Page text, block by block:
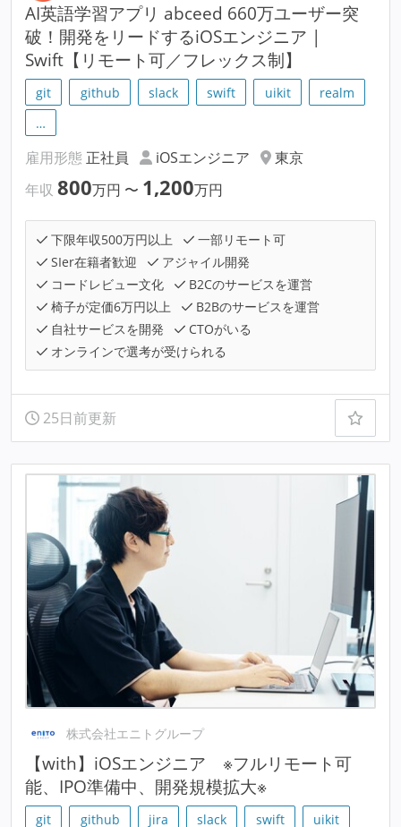
AI英語学習アプリ abceed 660万ユーザー突
破！開発をリードするiOSエンジニア |
Swift【リモート可／フレックス制】
git github slack swift uikit
realm
…
雇用形態 正社員 iOSエンジニア
東京
年収 800万円 〜 1,200万円
下限年収500万円以上
一部リモート可
SIer在籍者歓迎
アジャイル開発
コードレビュー文化
B2Cのサービスを運営
椅子が定価6万円以上
B2Bのサービスを運営
自社サービスを開発
CTOがいる
オンラインで選考が受けられる
25日前更新
株式会社エニトグループ
【with】iOSエンジニア ※フルリモート可
能、IPO準備中、開発規模拡大※
git github jira slack swift uikit